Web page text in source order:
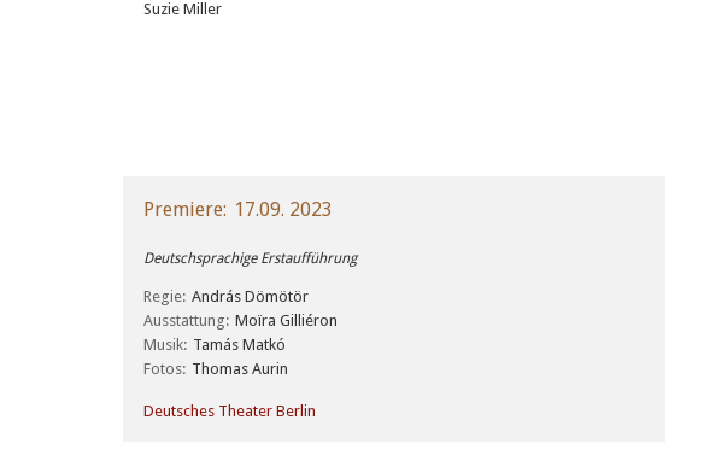
Suzie Miller
Premiere 17.09. 2023
Deutschsprachige Erstaufführung
Regie András Dömötör
Ausstattung
Moïra Gilliéron
Musik Tamás Matkó
Fotos Thomas Aurin
Deutsches Theater Berlin